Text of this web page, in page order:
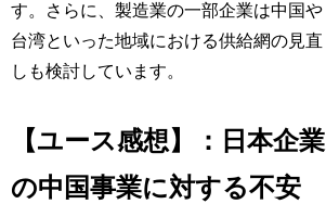
す。さらに、製造業の一部企業は中国や
台湾といった地域における供給網の見直
しも検討しています。
【ユース感想】：日本企業
の中国事業に対する不安